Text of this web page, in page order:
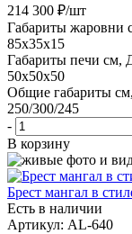
214 300 ₽/шт
Габариты
85x35x15
Габариты печи
50x50x50
Общие габариты
250/300/245
-
В корзину
Брест мангал в
Есть в наличии
Артикул: AL-640